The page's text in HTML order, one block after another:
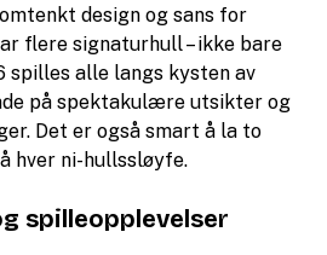
design og sans for
flere signaturhull – ikke bare
spilles alle langs kysten av
på spektakulære utsikter og
Det er også smart å la to
hver ni-hullssløyfe.
spilleopplevelser